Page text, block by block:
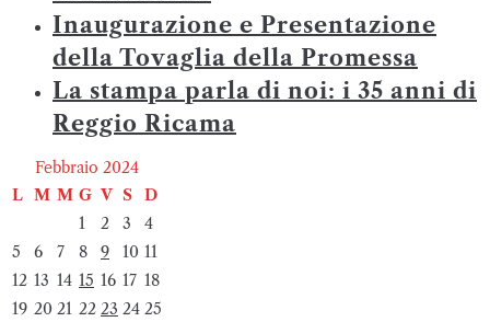
Inaugurazione e Presentazione
della Tovaglia della Promessa
La stampa parla di noi: i 35 anni di
Reggio Ricama
Febbraio 2024
L M M G V S
D
1
2 3
4
5
6 7 8 9 10 11
12 13 14 15 16 17 18
19 20 21 22 23 24 25